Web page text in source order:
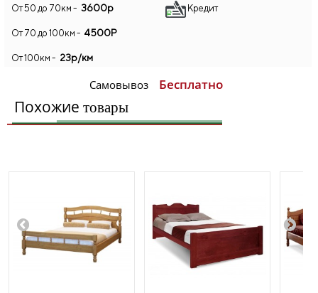
От 50 до 70км - 3600р
От 70 до 100км - 4500Р
От 100км - 23р/км
Самовывоз Бесплатно
Кредит
Похожие товары